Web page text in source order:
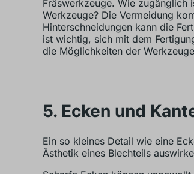
Fräswerkzeuge. Wie zugänglich
Werkzeuge? Die Vermeidung
Hinterschneidungen kann die
ist wichtig, sich mit dem
die Möglichkeiten der
5. Ecken und
Ein so kleines Detail wie eine
Ästhetik eines Blechteils